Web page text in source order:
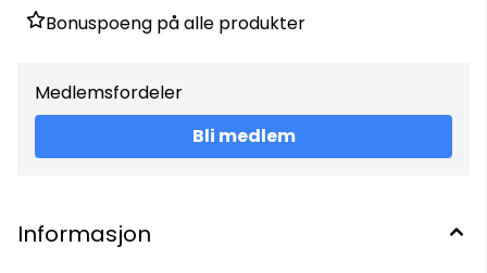
Bonuspoeng på alle produkter
Medlemsfordeler
Bli medlem
Informasjon